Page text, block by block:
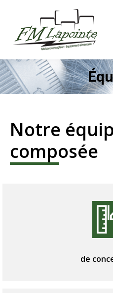
Notre
composée
de